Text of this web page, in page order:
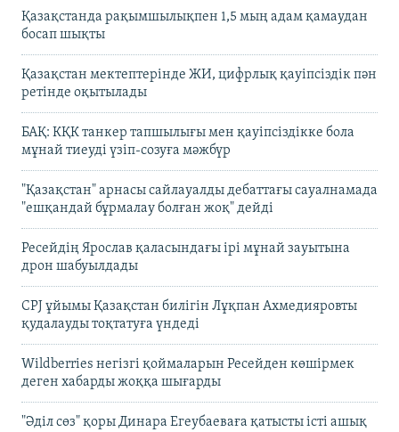
Қазақстанда рақымшылықпен 1,5 мың адам қамаудан
босап шықты
Қазақстан мектептерінде ЖИ, цифрлық қауіпсіздік пән
ретінде оқытылады
БАҚ: КҚК танкер тапшылығы мен қауіпсіздікке бола
мұнай тиеуді үзіп-созуға мәжбүр
"Қазақстан" арнасы сайлауалды дебаттағы сауалнамада
"ешқандай бұрмалау болған жоқ" дейді
Ресейдің Ярослав қаласындағы ірі мұнай зауытына
дрон шабуылдады
CPJ ұйымы Қазақстан билігін Лұқпан Ахмедияровты
қудалауды тоқтатуға үндеді
Wildberries негізгі қоймаларын Ресейден көшірмек
деген хабарды жоққа шығарды
"Әділ сөз" қоры Динара Егеубаеваға қатысты істі ашық